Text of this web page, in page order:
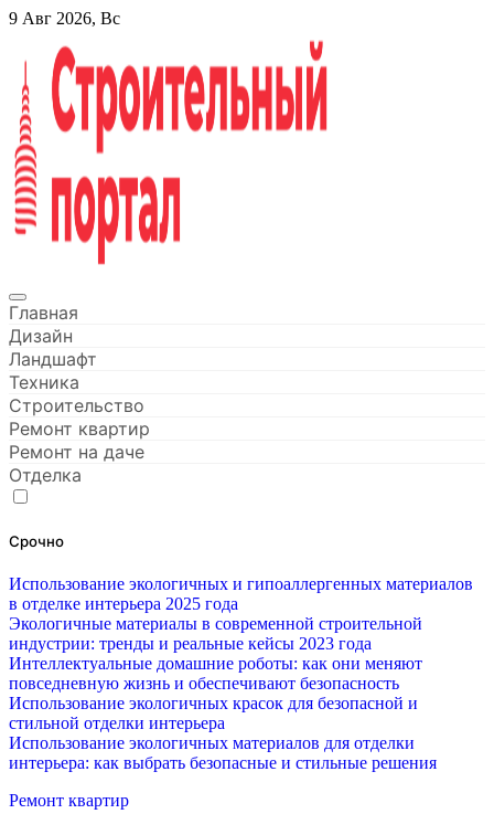
Перейти
содержанию
9 Авг 2026, Вс
Строительный портал
Главная
Дизайн
Ландшафт
Техника
Строительство
Ремонт квартир
Ремонт на даче
Отделка
Срочно
Использование экологичных и гипоаллергенных материалов
в отделке интерьера 2025 года
Экологичные материалы в современной строительной
индустрии: тренды и реальные кейсы 2023 года
Интеллектуальные домашние роботы: как они меняют
повседневную жизнь и обеспечивают безопасность
Использование экологичных красок для безопасной и
стильной отделки интерьера
Использование экологичных материалов для отделки
интерьера: как выбрать безопасные и стильные решения
Ремонт квартир